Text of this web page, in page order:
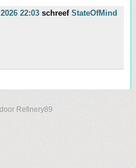
22:03 schreef StateOfMind
Refinery89